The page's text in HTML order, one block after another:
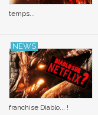
temps...
franchise Diablo... !